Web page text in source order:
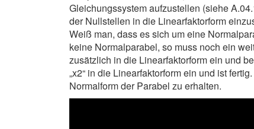
Gleichungssystem aufzustellen (siehe
der Nullstellen in die Linearfaktorform
Weiß man, dass es sich um eine
keine Normalparabel, so muss noch ein
zusätzlich in die Linearfaktorform ein und
„x2“ in die Linearfaktorform ein und ist
Normalform der Parabel zu erhalten.